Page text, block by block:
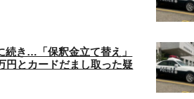
続き…「保釈金立て替え」
円とカードだまし取った疑